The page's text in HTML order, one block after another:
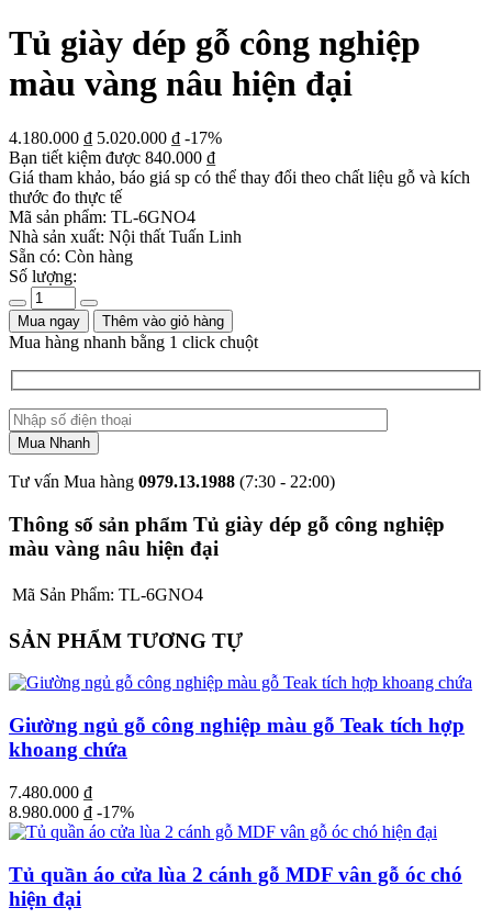
Tủ giày dép gỗ công nghiệp
màu vàng nâu hiện đại
4.180.000 ₫ 5.020.000 ₫ -17%
Bạn tiết kiệm được 840.000 ₫
Giá tham khảo, báo giá sp có thể thay đổi theo chất liệu gỗ và kích
thước đo thực tế
Mã sản phẩm: TL-6GNO4
Nhà sản xuất: Nội thất Tuấn Linh
Sẵn có: Còn hàng
Số lượng:
Mua ngay Thêm vào giỏ hàng
Mua hàng nhanh bằng 1 click chuột
Tư vấn Mua hàng 0979.13.1988 (7:30 - 22:00)
Thông số sản phẩm Tủ giày dép gỗ công nghiệp
màu vàng nâu hiện đại
Mã Sản Phẩm: TL-6GNO4
SẢN PHẨM TƯƠNG TỰ
Giường ngủ gỗ công nghiệp màu gỗ Teak tích hợp
khoang chứa
7.480.000 ₫
8.980.000 ₫ -17%
Tủ quần áo cửa lùa 2 cánh gỗ MDF vân gỗ óc chó
hiện đại